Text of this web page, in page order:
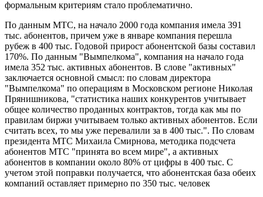
формальным критериям стало проблематично.
По данным МТС, на начало 2000 года компания имела 391
тыс. абонентов, причем уже в январе компания перешла
рубеж в 400 тыс. Годовой прирост абонентской базы составил
170%. По данным "Вымпелкома", компания на начало года
имела 352 тыс. активных абонентов. В слове "активных"
заключается основной смысл: по словам директора
"Вымпелкома" по операциям в Московском регионе Николая
Прянишникова, "статистика наших конкурентов учитывает
общее количество проданных контрактов, тогда как мы по
правилам биржи учитываем только активных абонентов. Если
считать всех, то мы уже перевалили за в 400 тыс.". По словам
президента МТС Михаила Смирнова, методика подсчета
абонентов МТС "принята во всем мире", а активных
абонентов в компании около 80% от цифры в 400 тыс. С
учетом этой поправки получается, что абонентская база обеих
компаний оставляет примерно по 350 тыс. человек